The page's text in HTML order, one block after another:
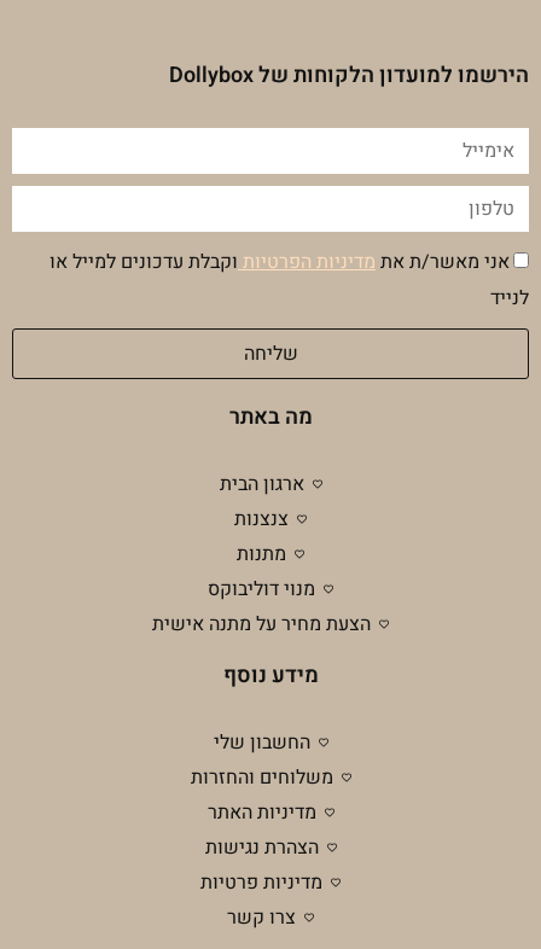
הירשמו למועדון הלקוחות של Dollybox
אימייל
טלפון
הסכמה
פרטיות
אני מאשר/ת אתמדיניות הפרטיותוקבלת עדכונים למייל או
לנייד
שליחה
מה באתר
ארגון הבית
צנצנות
מתנות
מנוי דוליבוקס
הצעת מחיר על מתנה אישית
מידע נוסף
החשבון שלי
משלוחים והחזרות
מדיניות האתר
הצהרת נגישות
מדיניות פרטיות
צרו קשר